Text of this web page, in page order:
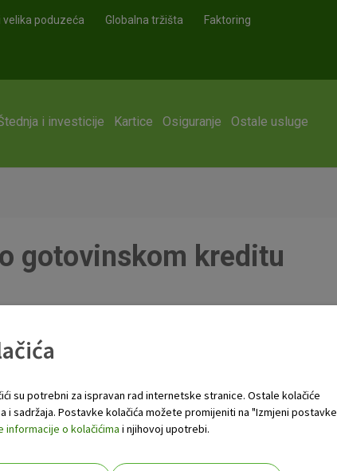
velika poduzeća Globalna tržišta Faktoring
i investicije Kartice Osiguranje Ostale usluge
gotovinskom kreditu
u eurima
su potrebni za ispravan rad internetske stranice. Ostale kolačiće
sadržaja. Postavke kolačića možete promijeniti na "Izmjeni postavke
informacije o kolačićima i njihovoj upotrebi.